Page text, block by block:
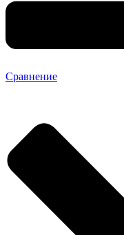
Сравнение